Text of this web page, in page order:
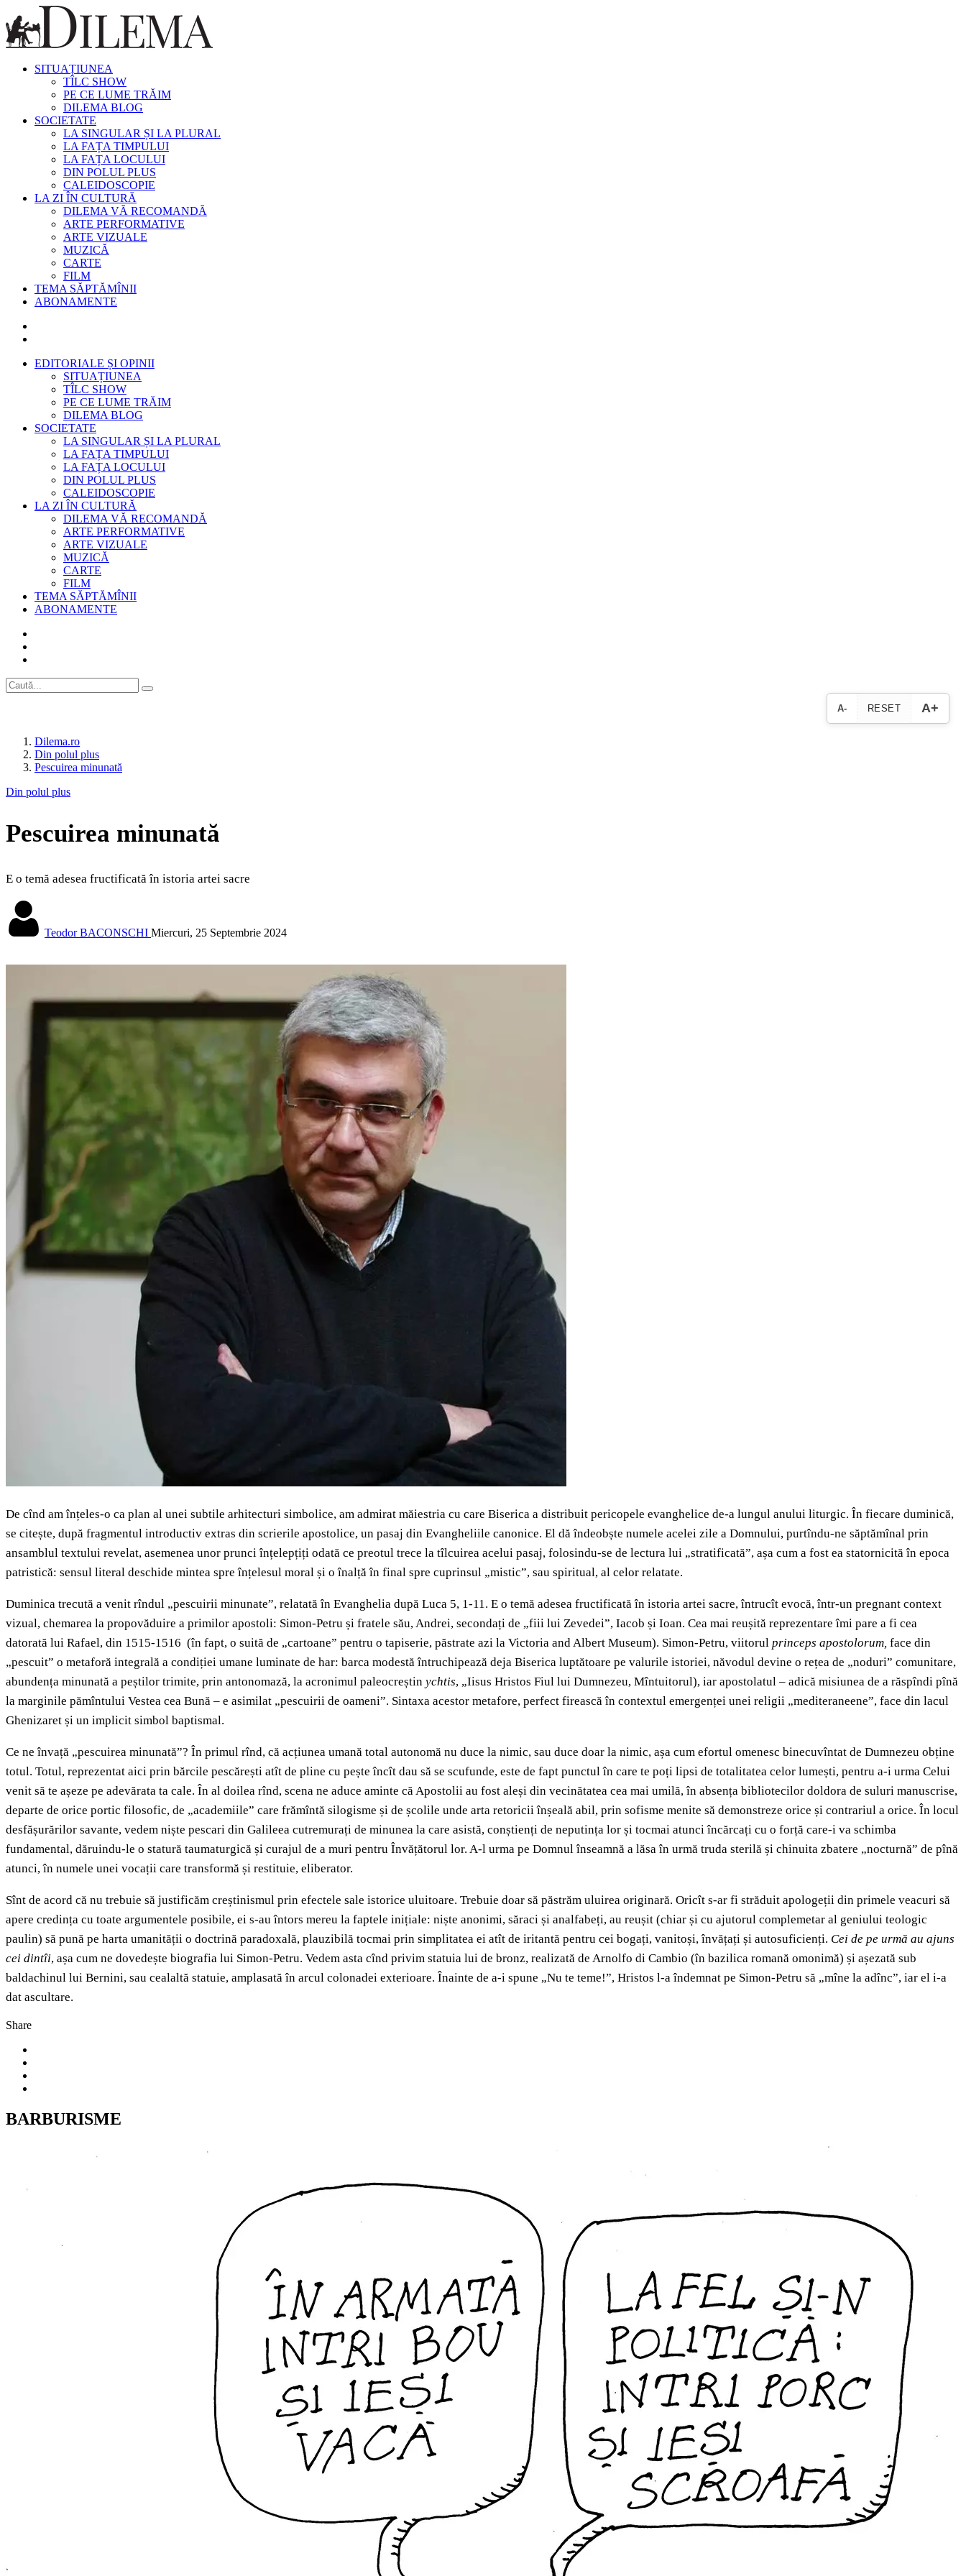
SITUAȚIUNEA
TÎLC SHOW
PE CE LUME TRĂIM
DILEMA BLOG
SOCIETATE
LA SINGULAR ȘI LA PLURAL
LA FAȚA TIMPULUI
LA FAȚA LOCULUI
DIN POLUL PLUS
CALEIDOSCOPIE
LA ZI ÎN CULTURĂ
DILEMA VĂ RECOMANDĂ
ARTE PERFORMATIVE
ARTE VIZUALE
MUZICĂ
CARTE
FILM
TEMA SĂPTĂMÎNII
ABONAMENTE
EDITORIALE ȘI OPINII
SITUAȚIUNEA
TÎLC SHOW
PE CE LUME TRĂIM
DILEMA BLOG
SOCIETATE
LA SINGULAR ȘI LA PLURAL
LA FAȚA TIMPULUI
LA FAȚA LOCULUI
DIN POLUL PLUS
CALEIDOSCOPIE
LA ZI ÎN CULTURĂ
DILEMA VĂ RECOMANDĂ
ARTE PERFORMATIVE
ARTE VIZUALE
MUZICĂ
CARTE
FILM
TEMA SĂPTĂMÎNII
ABONAMENTE
A- RESET A+
Dilema.ro
Din polul plus
Pescuirea minunată
Din polul plus
Pescuirea minunată
E o temă adesea fructificată în istoria artei sacre
Teodor BACONSCHI Miercuri, 25 Septembrie 2024
De cînd am înțeles-o ca plan al unei subtile arhitecturi simbolice, am admirat măiestria cu care Biserica a distribuit pericopele evanghelice de-a lungul anului liturgic. În fiecare duminică,
se citește, după fragmentul introductiv extras din scrierile apostolice, un pasaj din Evangheliile canonice. El dă îndeobște numele acelei zile a Domnului, purtîndu-ne săptămînal prin
ansamblul textului revelat, asemenea unor prunci înțelepțiți odată ce preotul trece la tîlcuirea acelui pasaj, folosindu-se de lectura lui „stratificată”, așa cum a fost ea statornicită în epoca
patristică: sensul literal deschide mintea spre înțelesul moral și o înalță în final spre cuprinsul „mistic”, sau spiritual, al celor relatate.
Duminica trecută a venit rîndul „pescuirii minunate”, relatată în Evanghelia după Luca 5, 1-11. E o temă adesea fructificată în istoria artei sacre, întrucît evocă, într-un pregnant context
vizual, chemarea la propovăduire a primilor apostoli: Simon-Petru și fratele său, Andrei, secondați de „fiii lui Zevedei”, Iacob și Ioan. Cea mai reușită reprezentare îmi pare a fi cea
datorată lui Rafael, din 1515-1516 (în fapt, o suită de „cartoane” pentru o tapiserie, păstrate azi la Victoria and Albert Museum). Simon-Petru, viitorul princeps apostolorum, face din
„pescuit” o metaforă integrală a condiției umane luminate de har: barca modestă întruchipează deja Biserica luptătoare pe valurile istoriei, năvodul devine o rețea de „noduri” comunitare,
abundența minunată a peștilor trimite, prin antonomază, la acronimul paleocreștin ychtis, „Iisus Hristos Fiul lui Dumnezeu, Mîntuitorul), iar apostolatul – adică misiunea de a răspîndi pînă
la marginile pămîntului Vestea cea Bună – e asimilat „pescuirii de oameni”. Sintaxa acestor metafore, perfect firească în contextul emergenței unei religii „mediteraneene”, face din lacul
Ghenizaret și un implicit simbol baptismal.
Ce ne învață „pescuirea minunată”? În primul rînd, că acțiunea umană total autonomă nu duce la nimic, sau duce doar la nimic, așa cum efortul omenesc binecuvîntat de Dumnezeu obține
totul. Totul, reprezentat aici prin bărcile pescărești atît de pline cu pește încît dau să se scufunde, este de fapt punctul în care te poți lipsi de totalitatea celor lumești, pentru a-i urma Celui
venit să te așeze pe adevărata ta cale. În al doilea rînd, scena ne aduce aminte că Apostolii au fost aleși din vecinătatea cea mai umilă, în absența bibliotecilor doldora de suluri manuscrise,
departe de orice portic filosofic, de „academiile” care frămîntă silogisme și de școlile unde arta retoricii înșeală abil, prin sofisme menite să demonstreze orice și contrariul a orice. În locul
desfășurărilor savante, vedem niște pescari din Galileea cutremurați de minunea la care asistă, conștienți de neputința lor și tocmai atunci încărcați cu o forță care-i va schimba
fundamental, dăruindu-le o statură taumaturgică și curajul de a muri pentru Învățătorul lor. A-l urma pe Domnul înseamnă a lăsa în urmă truda sterilă și chinuita zbatere „nocturnă” de pînă
atunci, în numele unei vocații care transformă și restituie, eliberator.
Sînt de acord că nu trebuie să justificăm creștinismul prin efectele sale istorice uluitoare. Trebuie doar să păstrăm uluirea originară. Oricît s-ar fi străduit apologeții din primele veacuri să
apere credința cu toate argumentele posibile, ei s-au întors mereu la faptele inițiale: niște anonimi, săraci și analfabeți, au reușit (chiar și cu ajutorul complemetar al geniului teologic
paulin) să pună pe harta umanității o doctrină paradoxală, plauzibilă tocmai prin simplitatea ei atît de iritantă pentru cei bogați, vanitoși, învățați și autosuficienți. Cei de pe urmă au ajuns
cei dintîi, așa cum ne dovedește biografia lui Simon-Petru. Vedem asta cînd privim statuia lui de bronz, realizată de Arnolfo di Cambio (în bazilica romană omonimă) și așezată sub
baldachinul lui Bernini, sau cealaltă statuie, amplasată în arcul colonadei exterioare. Înainte de a-i spune „Nu te teme!”, Hristos l-a îndemnat pe Simon-Petru să „mîne la adînc”, iar el i-a
dat ascultare.
Share
BARBURISME